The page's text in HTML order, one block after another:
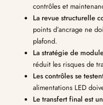
contrôles et
La revue structurelle
points d’ancrage ne
plafond.
La stratégie de
réduit les risques de
Les contrôles se
alimentations LED
Le transfert final est